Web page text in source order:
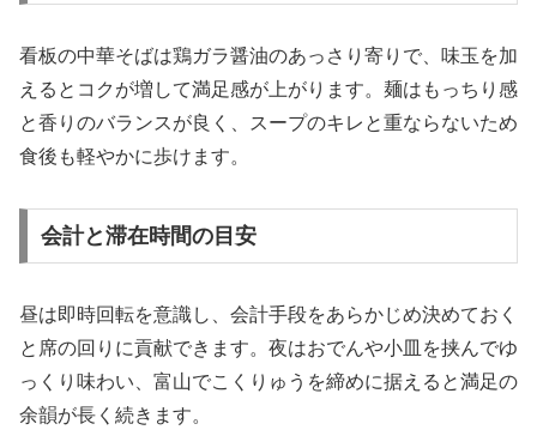
看板の中華そばは鶏ガラ醤油のあっさり寄りで、味玉を加
えるとコクが増して満足感が上がります。麺はもっちり感
と香りのバランスが良く、スープのキレと重ならないため
食後も軽やかに歩けます。
会計と滞在時間の目安
昼は即時回転を意識し、会計手段をあらかじめ決めておく
と席の回りに貢献できます。夜はおでんや小皿を挟んでゆ
っくり味わい、富山でこくりゅうを締めに据えると満足の
余韻が長く続きます。